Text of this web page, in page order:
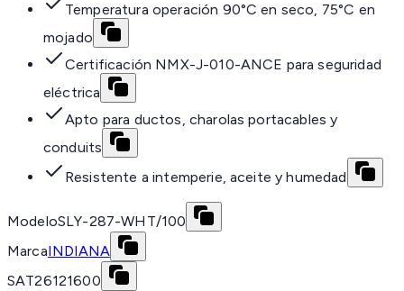
Temperatura operación 90°C en seco, 75°C en
mojado
Certificación NMX-J-010-ANCE para seguridad
eléctrica
Apto para ductos, charolas portacables y
conduits
Resistente a intemperie, aceite y humedad
ModeloSLY-287-WHT/100
MarcaINDIANA
SAT26121600